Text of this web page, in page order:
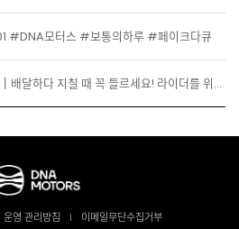
#DNA모터스 #보통의하루 #페이크다큐
때 꼭 들르세요! 라이더를 위한 역대급 쉼터 오픈! DNA모터스 남울산 대리점
운영 관리방침
이메일무단수집거부